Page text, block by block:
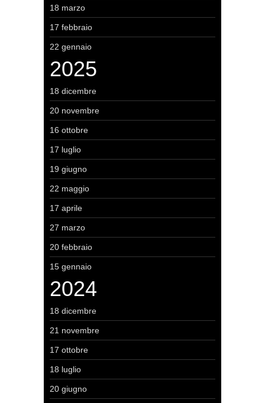
18 marzo
17 febbraio
22 gennaio
2025
18 dicembre
20 novembre
16 ottobre
17 luglio
19 giugno
22 maggio
17 aprile
27 marzo
20 febbraio
15 gennaio
2024
18 dicembre
21 novembre
17 ottobre
18 luglio
20 giugno